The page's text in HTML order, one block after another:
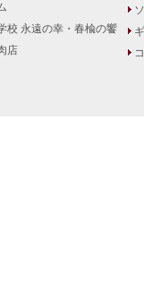
校 永遠の幸・春楡の饗
店